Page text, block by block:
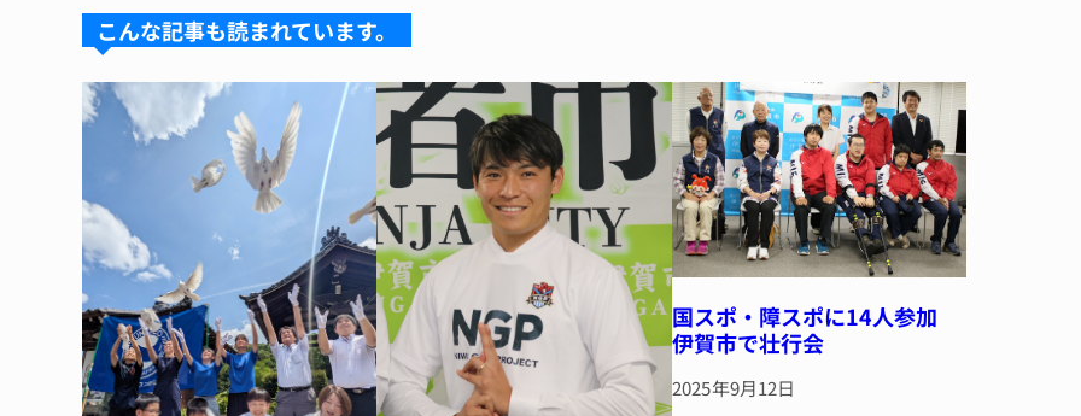
k
y
d
s
b
o
o
k
st
こんな記事も読まれています。
国スポ・障スポに14人参加
伊賀市で壮行会
2025年9月12日